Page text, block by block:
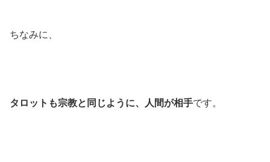
ちなみに、
タロットも宗教と同じように、人間が相手です。